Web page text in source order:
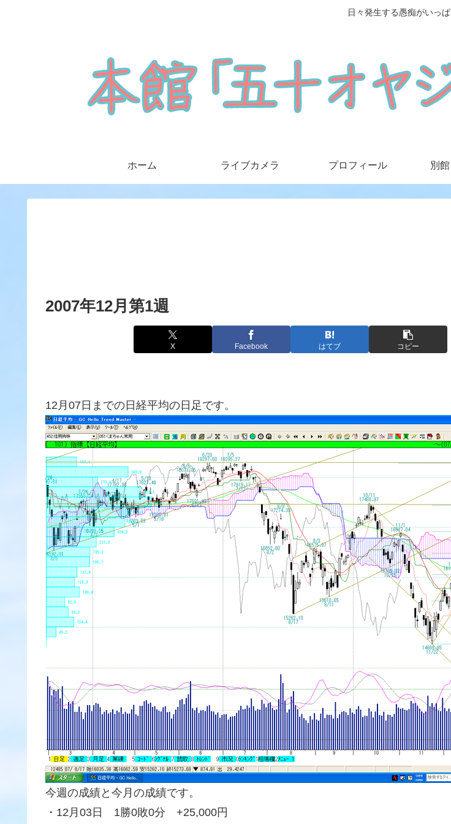
日々発生する愚痴がいっ
ホーム ライブカメラ プロフィール 別
2007年12月第1週
X Facebook はてブ コピー
12月07日までの日経平均の日足です。
今週の成績と今月の成績です。
・12月03日 1勝0敗0分 +25,000円